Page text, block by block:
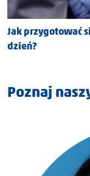
Jak przygotować
dzień?
Poznaj